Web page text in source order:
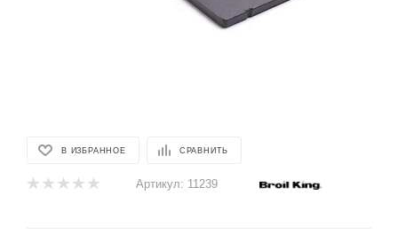
В ИЗБРАННОЕ СРАВНИТЬ
Артикул: 11239